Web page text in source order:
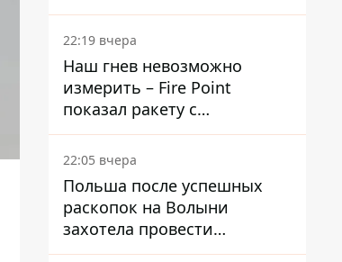
раскрыли детали
22:19 вчера
Наш гнев невозможно
измерить – Fire Point
показал ракету с
загадочной отметкой 723
22:05 вчера
Польша после успешных
раскопок на Волыни
захотела провести
эксгумацию в новых местах